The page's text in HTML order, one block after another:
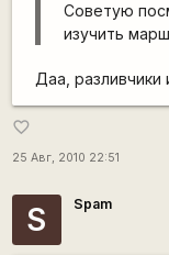
Советую
изучить
Даа,
favorite_border
25 Авг, 2010 22:51
S Spam